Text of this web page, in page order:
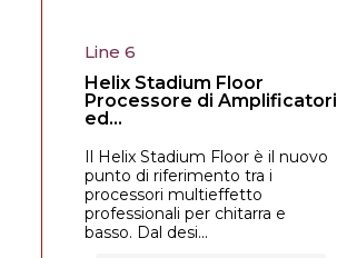
Line 6
Helix Stadium Floor
Processore di Amplificatori
ed...
Il Helix Stadium Floor è il nuovo
punto di riferimento tra i
processori multieffetto
professionali per chitarra e
basso. Dal desi...